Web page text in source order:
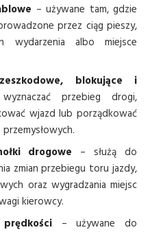
– używane tam, gdzie
przez ciąg pieszy,
wydarzenia albo miejsce
blokujące i
przebieg drogi,
wjazd lub porządkować
drogowe – służą do
zmian przebiegu toru jazdy,
oraz wygradzania miejsc
kierowcy.
– używane do